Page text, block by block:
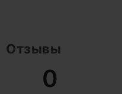
0
Отзывы